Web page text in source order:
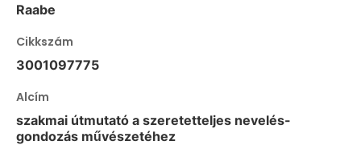
Raabe
Cikkszám
3001097775
Alcím
szakmai útmutató a szeretetteljes nevelés-
gondozás művészetéhez